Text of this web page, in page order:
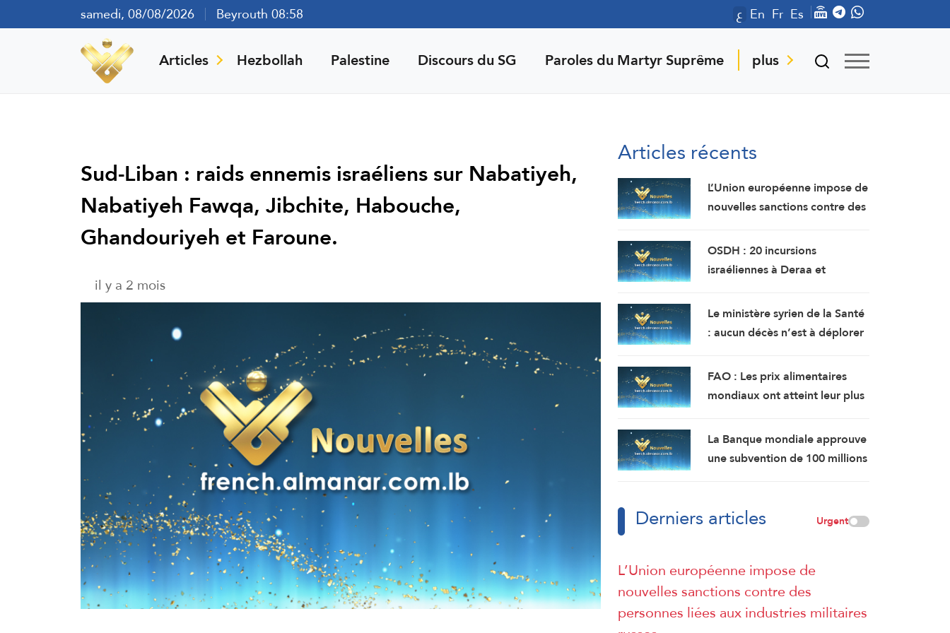
samedi, 08/08/2026 Beyrouth 08:58 ع En Fr Es
Articles Hezbollah Palestine Discours du SG Paroles du Martyr Suprême plus
Sud-Liban : raids ennemis israéliens sur Nabatiyeh,
Nabatiyeh Fawqa, Jibchite, Habouche,
Ghandouriyeh et Faroune.
il y a 2 mois
Articles récents
L’Union européenne impose de
nouvelles sanctions contre des
militaires russes.
OSDH : 20 incursions
israéliennes à Deraa et
Le ministère syrien de la Santé
: aucun décès n’est à déplorer
près de Damas, mais 14
personnes ont été blessées.
FAO : Les prix alimentaires
mondiaux ont atteint leur plus
juillet.
La Banque mondiale approuve
une subvention de 100 millions
Derniers articles Urgent
L’Union européenne impose de
nouvelles sanctions contre des
personnes liées aux industries militaires